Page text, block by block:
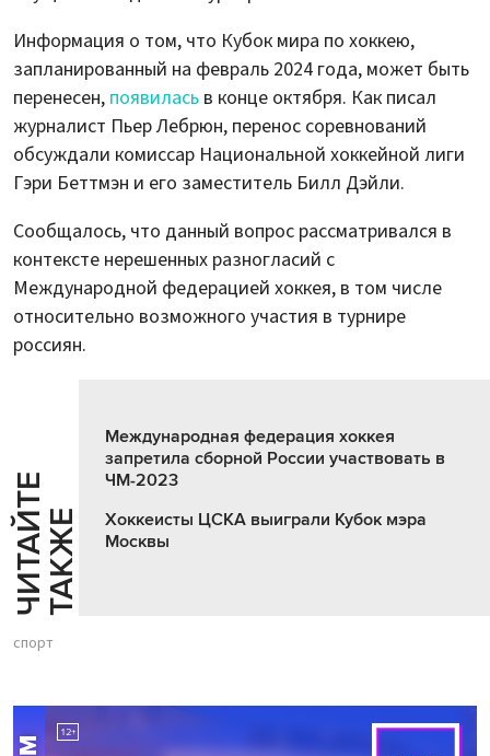
Информация о том, что Кубок мира по хоккею,
запланированный на февраль 2024 года, может быть
перенесен, появилась в конце октября. Как писал
журналист Пьер Лебрюн, перенос соревнований
обсуждали комиссар Национальной хоккейной лиги
Гэри Беттмэн и его заместитель Билл Дэйли.
Сообщалось, что данный вопрос рассматривался в
контексте нерешенных разногласий с
Международной федерацией хоккея, в том числе
относительно возможного участия в турнире
россиян.
Ч
И
Т
АЙ
Т
Е
Т
А
К
ЖЕ
Международная федерация хоккея
запретила сборной России участвовать в
ЧМ-2023
Хоккеисты ЦСКА выиграли Кубок мэра
Москвы
спорт